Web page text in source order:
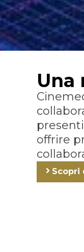
Una
offrire
Scopri